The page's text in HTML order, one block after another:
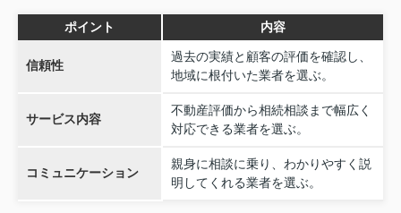
ポイント 内容
信頼性
過去の実績と顧客の評価を確認し、
地域に根付いた業者を選ぶ。
サービス内容
不動産評価から相続相談まで幅広く
対応できる業者を選ぶ。
コミュニケーション
親身に相談に乗り、わかりやすく説
明してくれる業者を選ぶ。